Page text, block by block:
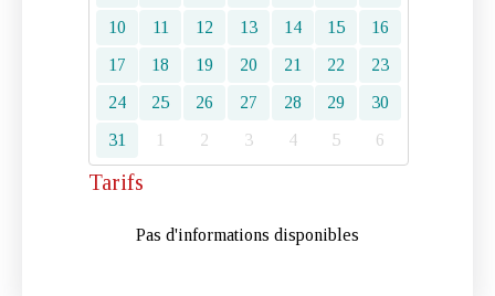
10
11 12 13 14 15
16
17
18 19 20 21 22
23
24
25 26 27 28 29
30
31
1 2 3 4 5 6
Tarifs
Pas d'informations disponibles